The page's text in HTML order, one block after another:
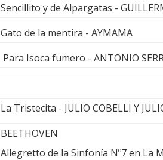
Sencillito y de Alpargatas -
Gato de la mentira - AYMAMA
Para Isoca fumero - ANTONIO
La Tristecita - JULIO COBELLI Y
BEETHOVEN
Allegretto de la Sinfonía Nº7 en La